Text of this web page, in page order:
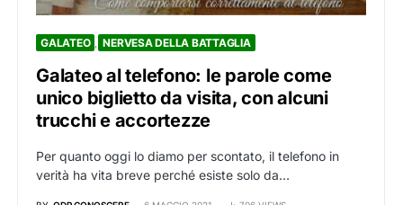
GALATEO NERVESA DELLA BATTAGLIA
Galateo al telefono: le parole come
unico biglietto da visita, con alcuni
trucchi e accortezze
Per quanto oggi lo diamo per scontato, il telefono in
verità ha vita breve perché esiste solo da…